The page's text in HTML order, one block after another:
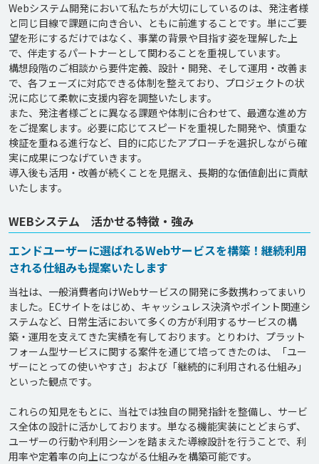
Webシステム開発において私たちが大切にしているのは、発注者様
と同じ目線で課題に向き合い、ともに前進することです。単にご要
望を形にするだけではなく、事業の背景や目指す姿を理解した上
で、伴走するパートナーとして関わることを重視しています。
構想段階のご相談から要件定義、設計・開発、そして運用・改善ま
で、各フェーズに対応できる体制を整えており、プロジェクトの状
況に応じて柔軟に支援内容を調整いたします。
また、発注者様ごとに異なる課題や体制に合わせて、最適な進め方
をご提案します。必要に応じてスピードを重視した開発や、慎重な
検証を重ねる進行など、目的に応じたアプローチを選択しながら確
実に成果につなげていきます。
導入後も活用・改善が続くことを見据え、長期的な価値創出に貢献
WEBシステム 活かせる特徴・強み
エンドユーザーに選ばれるWebサービスを構築！継続利用
される仕組みも提案いたします
当社は、一般消費者向けWebサービスの開発に多数携わってまいり
ました。ECサイトをはじめ、キャッシュレス決済やポイント関連シ
ステムなど、日常生活において多くの方が利用するサービスの構
築・運用を支えてきた実績を有しております。とりわけ、プラット
フォーム型サービスに関する案件を通じて培ってきたのは、「ユー
ザーにとっての使いやすさ」および「継続的に利用される仕組み」
といった観点です。
これらの知見をもとに、当社では独自の開発指針を整備し、サービ
ス全体の設計に活かしております。単なる機能実装にとどまらず、
ユーザーの行動や利用シーンを踏まえた導線設計を行うことで、利
用率や定着率の向上につながる仕組みを構築可能です。